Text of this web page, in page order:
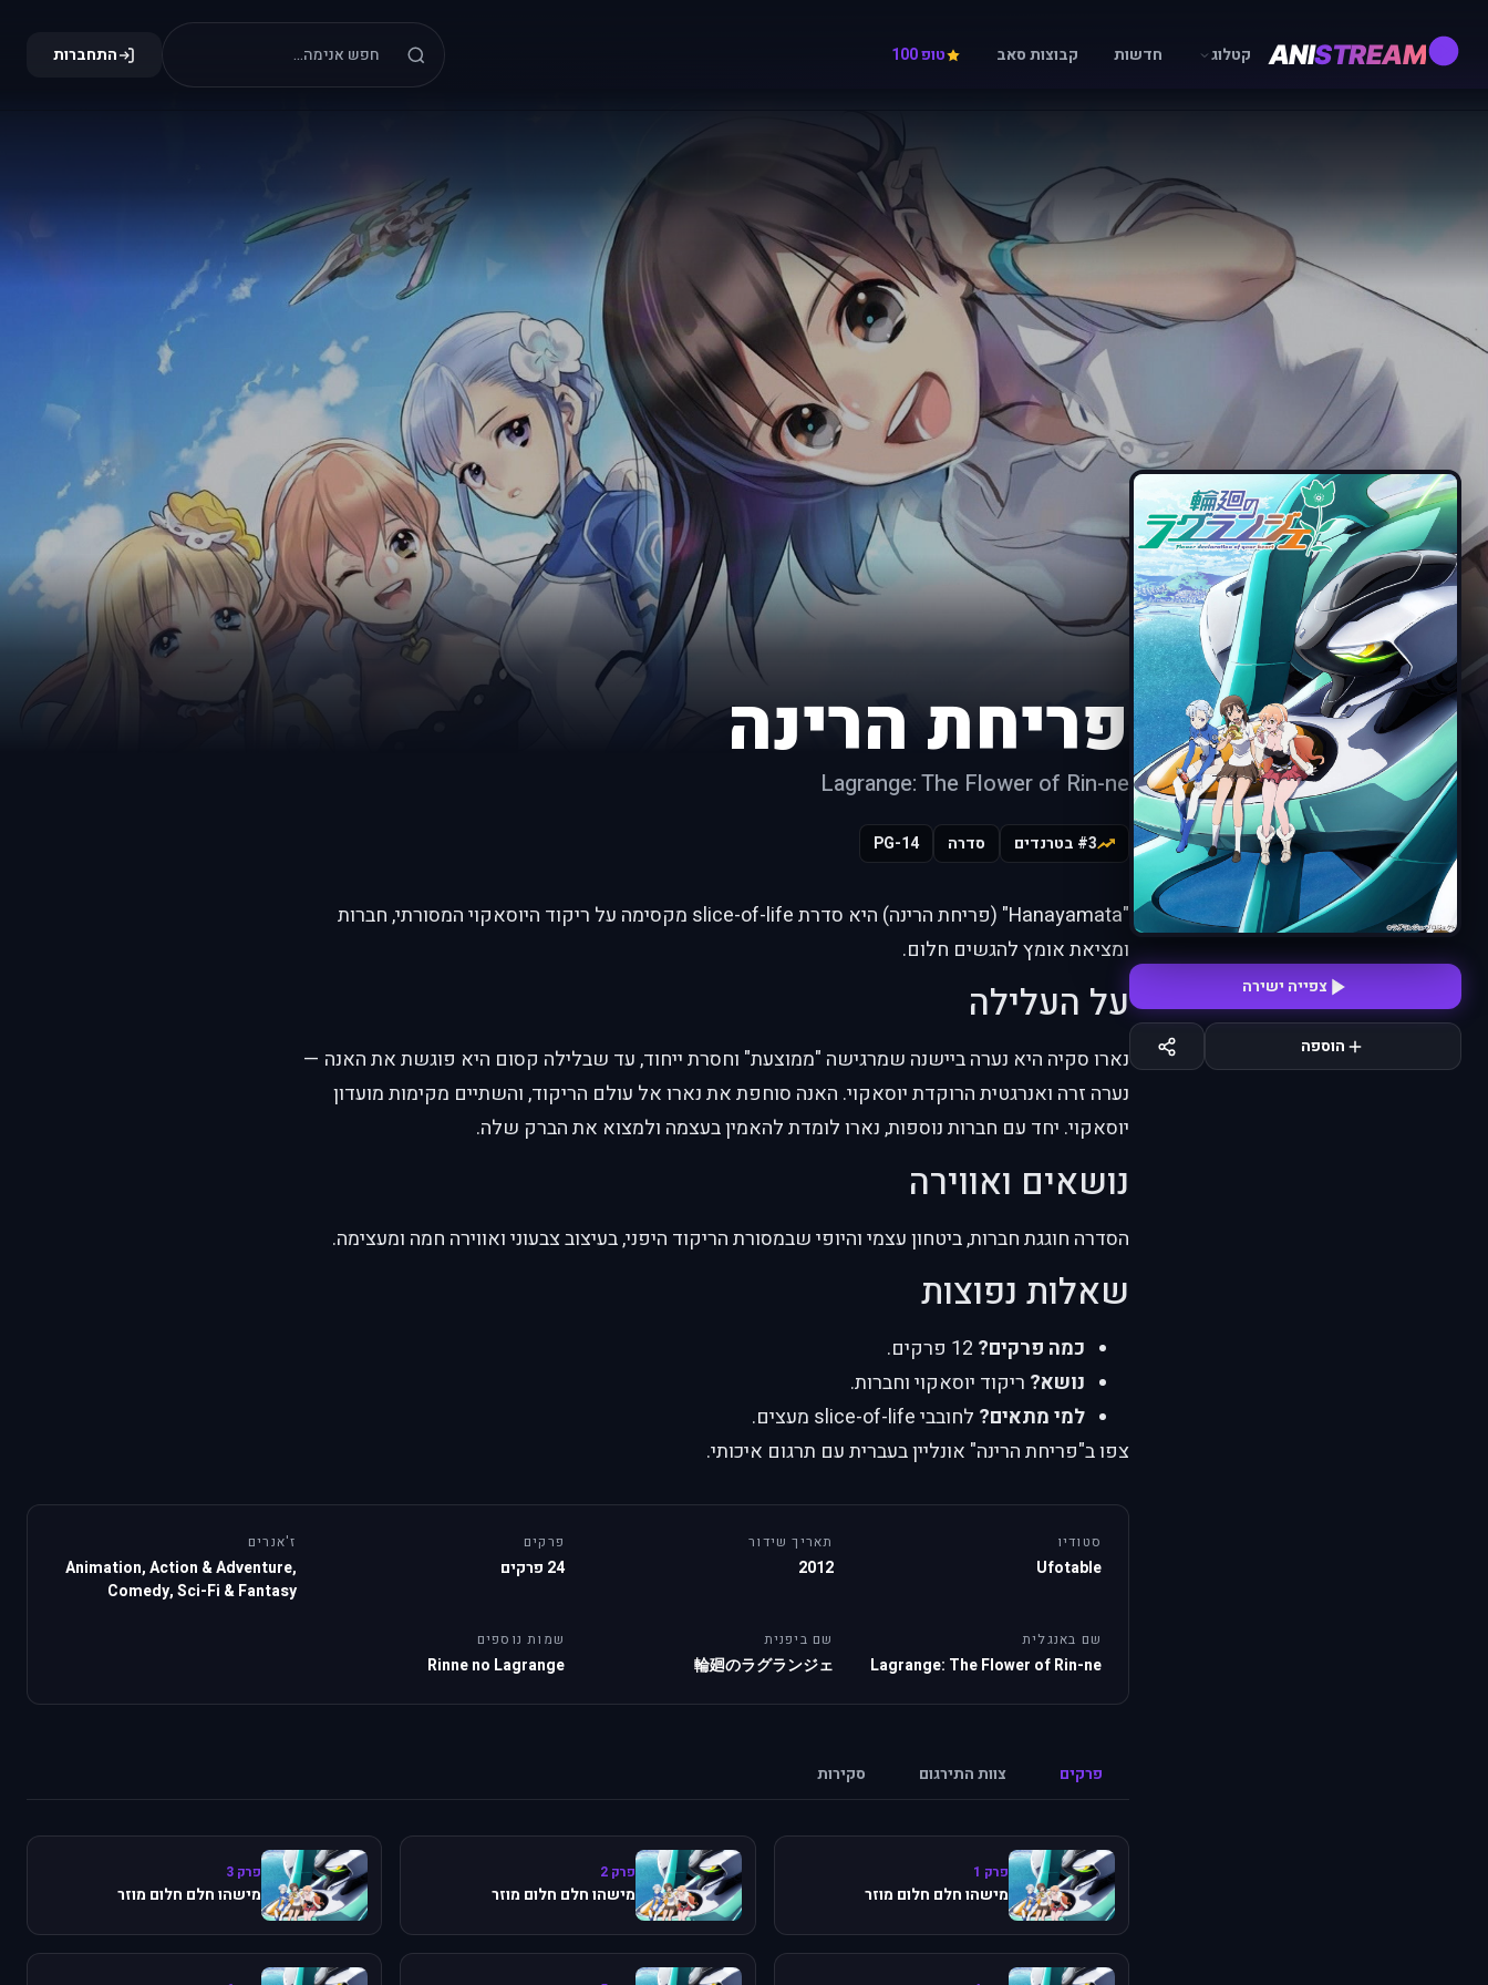
ANISTREAM קטלוג חדשות קבוצות סאב טופ 100 התחברות
צפייה ישירה
הוספה
פריחת הרינה
Lagrange: The Flower of Rin-ne
#3 בטרנדים סדרה PG-14
"Hanayamata" (פריחת הרינה) היא סדרת slice-of-life מקסימה על ריקוד היוסאקוי המסורתי, חברות
ומציאת אומץ להגשים חלום.
על העלילה
נארו סקיה היא נערה ביישנה שמרגישה "ממוצעת" וחסרת ייחוד, עד שבלילה קסום היא פוגשת את האנה —
נערה זרה ואנרגטית הרוקדת יוסאקוי. האנה סוחפת את נארו אל עולם הריקוד, והשתיים מקימות מועדון
יוסאקוי. יחד עם חברות נוספות, נארו לומדת להאמין בעצמה ולמצוא את הברק שלה.
נושאים ואווירה
הסדרה חוגגת חברות, ביטחון עצמי והיופי שבמסורת הריקוד היפני, בעיצוב צבעוני ואווירה חמה ומעצימה.
שאלות נפוצות
כמה פרקים?
נושא? ריקוד יוסאקוי וחברות.
למי מתאים? לחובבי slice-of-life מעצים.
צפו ב"פריחת הרינה" אונליין בעברית עם תרגום איכותי.
סטודיו
Ufotable
תאריך שידור
2012
פרקים
24 פרקים
ז'אנרים
Animation, Action & Adventure,
Comedy, Sci-Fi & Fantasy
שם באנגלית
Lagrange: The Flower of Rin-ne
שם ביפנית
輪廻のラグランジェ
שמות נוספים
Rinne no Lagrange
פרקים צוות התירגום סקירות
פרק 1
מישהו חלם חלום מוזר
פרק 2
מישהו חלם חלום מוזר
פרק 3
מישהו חלם חלום מוזר